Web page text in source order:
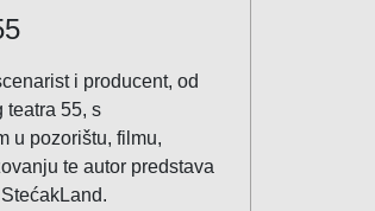
i producent, od
teatra 55, s
u pozorištu, filmu,
te autor predstava